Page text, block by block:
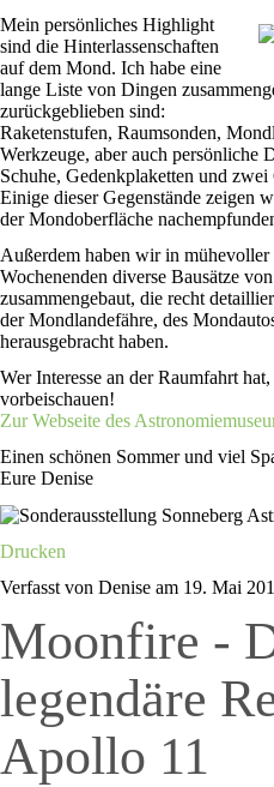
Mein persönliches Highlight
sind die Hinterlassenschaften
auf dem Mond. Ich habe eine
lange Liste von Dingen
zurückgeblieben sind:
Raketenstufen, Raumsonden,
Werkzeuge, aber auch persönliche
Schuhe, Gedenkplaketten und
Einige dieser Gegenstände zeigen
der Mondoberfläche
Außerdem haben wir in mühevoller
Wochenenden diverse Bausätze
zusammengebaut, die recht
der Mondlandefähre, des
herausgebracht haben.
Wer Interesse an der Raumfahrt
vorbeischauen!
Zur Webseite des
Einen schönen Sommer und viel
Eure Denise
Drucken
Verfasst von Denise am 19. Mai
Moonfire -
legendäre
Apollo 11